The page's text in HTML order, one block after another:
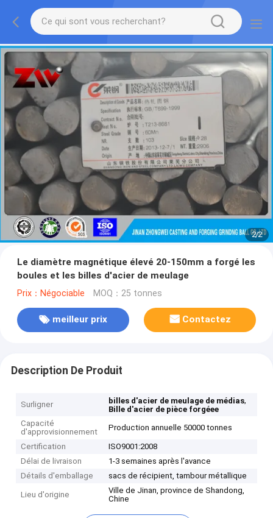
2/2
Le diamètre magnétique élevé 20-150mm a forgé les
boules et les billes d'acier de meulage
Prix：Négociable MOQ：25 tonnes
meilleur prix Contactez
Description De Produit
Surligner billes d'acier de meulage de médias,
Bille d'acier de pièce forgéee
Capacité
d'approvisionnement
Production annuelle 50000 tonnes
Certification
ISO9001:2008
Délai de livraison
1-3 semaines après l'avance
Détails d'emballage
sacs de récipient, tambour métallique
Lieu d'origine
Ville de Jinan, province de Shandong,
Chine